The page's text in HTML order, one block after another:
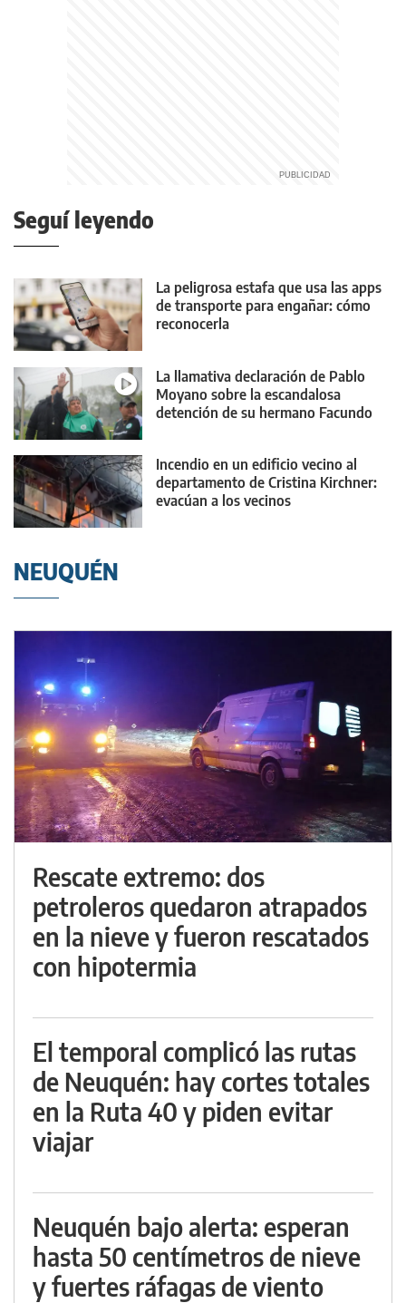
Seguí leyendo
La peligrosa estafa que usa las apps
de transporte para engañar: cómo
reconocerla
La llamativa declaración de Pablo
Moyano sobre la escandalosa
detención de su hermano Facundo
Incendio en un edificio vecino al
departamento de Cristina Kirchner:
evacúan a los vecinos
NEUQUÉN
Rescate extremo: dos
petroleros quedaron atrapados
en la nieve y fueron rescatados
con hipotermia
El temporal complicó las rutas
de Neuquén: hay cortes totales
en la Ruta 40 y piden evitar
viajar
Neuquén bajo alerta: esperan
hasta 50 centímetros de nieve
y fuertes ráfagas de viento